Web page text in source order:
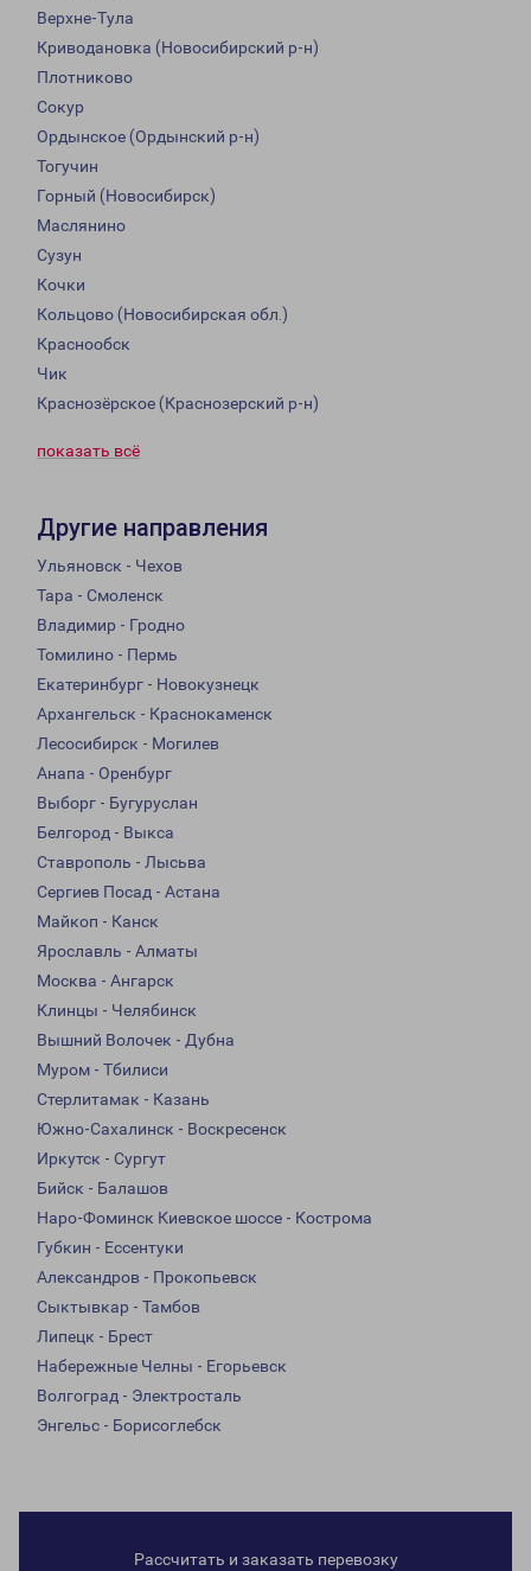
Верхне-Тула
Криводановка (Новосибирский р-н)
Плотниково
Сокур
Ордынское (Ордынский р-н)
Тогучин
Горный (Новосибирск)
Маслянино
Сузун
Кочки
Кольцово (Новосибирская обл.)
Краснообск
Чик
Краснозёрское (Краснозерский р-н)
показать всё
Другие направления
Ульяновск - Чехов
Тара - Смоленск
Владимир - Гродно
Томилино - Пермь
Екатеринбург - Новокузнецк
Архангельск - Краснокаменск
Лесосибирск - Могилев
Анапа - Оренбург
Выборг - Бугуруслан
Белгород - Выкса
Ставрополь - Лысьва
Сергиев Посад - Астана
Майкоп - Канск
Ярославль - Алматы
Москва - Ангарск
Клинцы - Челябинск
Вышний Волочек - Дубна
Муром - Тбилиси
Стерлитамак - Казань
Южно-Сахалинск - Воскресенск
Иркутск - Сургут
Бийск - Балашов
Наро-Фоминск Киевское шоссе - Кострома
Губкин - Ессентуки
Александров - Прокопьевск
Сыктывкар - Тамбов
Липецк - Брест
Набережные Челны - Егорьевск
Волгоград - Электросталь
Энгельс - Борисоглебск
Рассчитать и заказать перевозку